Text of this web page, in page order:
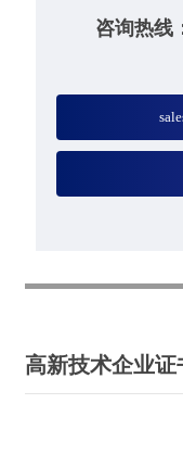
咨询热线
高新技术企业证